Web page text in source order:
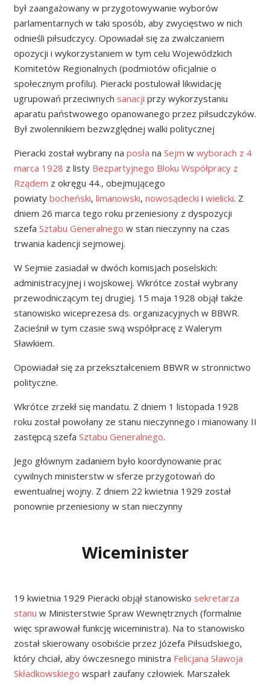
był zaangażowany w przygotowywanie wyborów
parlamentarnych w taki sposób, aby zwycięstwo w nich
odnieśli piłsudczycy. Opowiadał się za zwalczaniem
opozycji i wykorzystaniem w tym celu Wojewódzkich
Komitetów Regionalnych (podmiotów oficjalnie o
społecznym profilu). Pieracki postulował likwidację
ugrupowań przeciwnych sanacji przy wykorzystaniu
aparatu państwowego opanowanego przez piłsudczyków.
Był zwolennikiem bezwzględnej walki politycznej
Pieracki został wybrany na posła na Sejm w wyborach z 4
marca 1928 z listy Bezpartyjnego Bloku Współpracy z
Rządem z okręgu 44., obejmującego
powiaty bocheński, limanowski, nowosądecki i wielicki. Z
dniem 26 marca tego roku przeniesiony z dyspozycji
szefa Sztabu Generalnego w stan nieczynny na czas
trwania kadencji sejmowej.
W Sejmie zasiadał w dwóch komisjach poselskich:
administracyjnej i wojskowej. Wkrótce został wybrany
przewodniczącym tej drugiej. 15 maja 1928 objął także
stanowisko wiceprezesa ds. organizacyjnych w BBWR.
Zacieśnił w tym czasie swą współpracę z Walerym
Sławkiem.
Opowiadał się za przekształceniem BBWR w stronnictwo
polityczne.
Wkrótce zrzekł się mandatu. Z dniem 1 listopada 1928
roku został powołany ze stanu nieczynnego i mianowany II
zastępcą szefa Sztabu Generalnego.
Jego głównym zadaniem było koordynowanie prac
cywilnych ministerstw w sferze przygotowań do
ewentualnej wojny. Z dniem 22 kwietnia 1929 został
ponownie przeniesiony w stan nieczynny
Wiceminister
19 kwietnia 1929 Pieracki objął stanowisko sekretarza
stanu w Ministerstwie Spraw Wewnętrznych (formalnie
więc sprawował funkcję wiceministra). Na to stanowisko
został skierowany osobiście przez Józefa Piłsudskiego,
który chciał, aby ówczesnego ministra Felicjana Sławoja
Składkowskiego wsparł zaufany człowiek. Marszałek